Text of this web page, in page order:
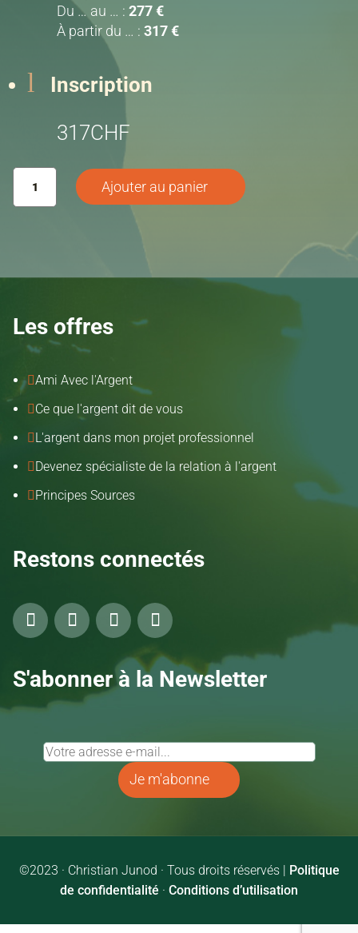
Du … au … : 277 €
À partir du … : 317 €
l
Inscription
317CHF
quantité
Ce
l'argent
dit
vous
Ajouter au panier
Les offres
Ami Avec l'Argent
Ce que l'argent dit de vous
L'argent dans mon projet professionnel
Devenez spécialiste de la relation à l'argent
Principes Sources
Restons connectés
S'abonner à la Newsletter
Je m'abonne
©2023 · Christian Junod · Tous droits réservés | Politique
de confidentialité · Conditions d’utilisation